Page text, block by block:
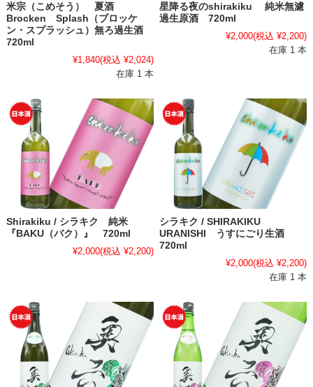
米宗（こめそう） 夏酒
Brocken Splash（ブロッケ
ン・スプラッシュ）無ろ過生酒
720ml
¥1,840(税込 ¥2,024)
在庫 1 本
星降る夜のshirakiku 純米無濾
過生原酒 720ml
¥2,000(税込 ¥2,200)
在庫 1 本
Shirakiku / シラキク 純米
『BAKU（バク）』 720ml
¥2,000(税込 ¥2,200)
シラキク / SHIRAKIKU
URANISHI うすにごり生酒
720ml
¥2,000(税込 ¥2,200)
在庫 1 本